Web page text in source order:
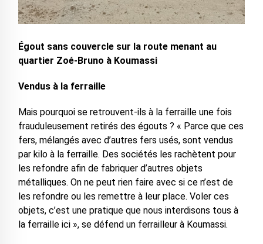
Égout sans couvercle sur la route menant au
quartier Zoé-Bruno à Koumassi
Vendus à la ferraille
Mais pourquoi se retrouvent-ils à la ferraille une fois
frauduleusement retirés des égouts ? « Parce que ces
fers, mélangés avec d’autres fers usés, sont vendus
par kilo à la ferraille. Des sociétés les rachètent pour
les refondre afin de fabriquer d’autres objets
métalliques. On ne peut rien faire avec si ce n’est de
les refondre ou les remettre à leur place. Voler ces
objets, c’est une pratique que nous interdisons tous à
la ferraille ici », se défend un ferrailleur à Koumassi.